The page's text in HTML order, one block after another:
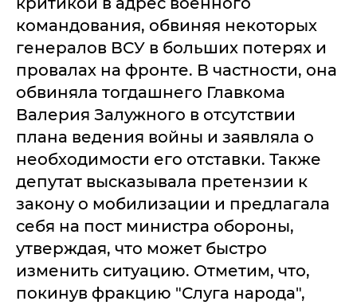
командования, обвиняя некоторых
генералов ВСУ в больших потерях и
провалах на фронте. В частности, она
обвиняла тогдашнего Главкома
Валерия Залужного в отсутствии
плана ведения войны и заявляла о
необходимости его отставки. Также
депутат высказывала претензии к
закону о мобилизации и предлагала
себя на пост министра обороны,
утверждая, что может быстро
изменить ситуацию. Отметим, что,
покинув фракцию "Слуга народа",